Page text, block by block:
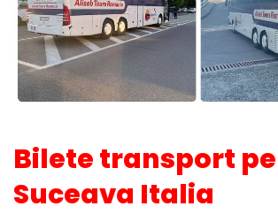
Bilete transport
Suceava Italia